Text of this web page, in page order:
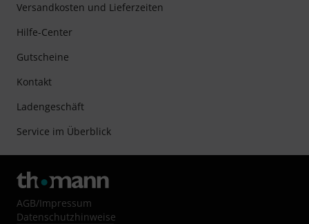
Versandkosten und Lieferzeiten
Hilfe-Center
Gutscheine
Kontakt
Ladengeschäft
Service im Überblick
AGB/Impressum
Datenschutzhinweise